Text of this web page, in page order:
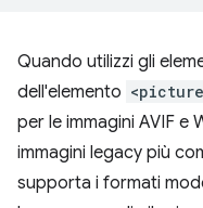
Quando utilizzi gli
dell'elemento
per le immagini AVIF e
immagini legacy più
supporta i formati